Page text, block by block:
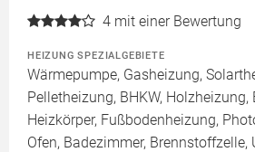
4 mit einer Bewertung
HEIZUNG SPEZIALGEBIETE
Wärmepumpe, Gasheizung,
Pelletheizung, BHKW, Holzheizung,
Heizkörper, Fußbodenheizung,
Ofen, Badezimmer,